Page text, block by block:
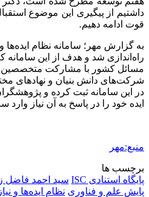
داشتیم از پیگیری این موضوع
قوت ادامه دهیم.
راه‌اندازی شد و هدف از این
مسائل کشور با مشارکت متخصصین
شرکت‌های دانش بنیان و نهادهای
در این سامانه ثبت کرده و
ایده خود را در پاسخ به آن نیاز وارد
منبع:مهر
برچسب ها
پایگاه استنادی ISC
سید احمد فاضل
پایش علم و فناوری نظام ایده‌ها و